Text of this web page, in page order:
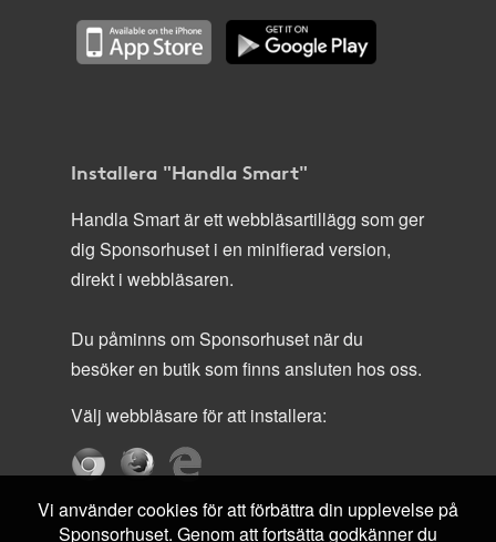
Installera "Handla Smart"
Handla Smart är ett webbläsartillägg som ger
dig Sponsorhuset i en minifierad version,
direkt i webbläsaren.
Du påminns om Sponsorhuset när du
besöker en butik som finns ansluten hos oss.
Välj webbläsare för att installera:
Vi använder cookies för att förbättra din upplevelse på
Sponsorhuset. Genom att fortsätta godkänner du